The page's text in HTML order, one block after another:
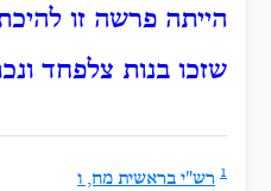
הייתה פרשה זו
שזכו בנות צלפחד
1 רש"י בראשית מח, ו